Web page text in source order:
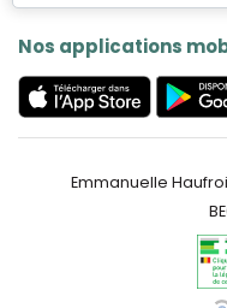
Nos applications
Emmanuelle